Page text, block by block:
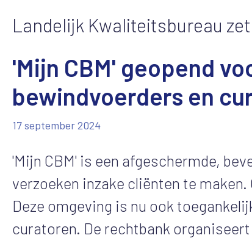
Landelijk Kwaliteitsbureau
'Mijn CBM' geopend
bewindvoerders en
17 september 2024
'Mijn CBM' is een afgeschermde,
verzoeken inzake cliënten te
Deze omgeving is nu ook
curatoren. De rechtbank